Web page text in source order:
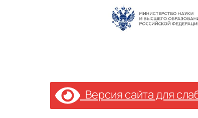
Версия сайта для